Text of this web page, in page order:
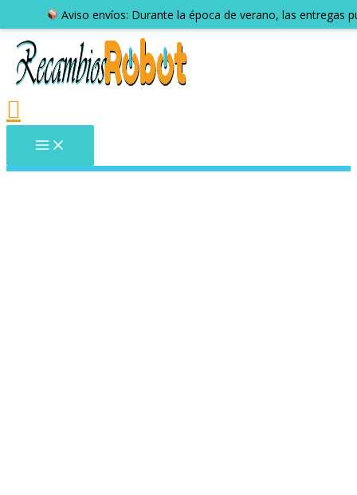
Aviso envíos: Durante la época de verano, las entregas